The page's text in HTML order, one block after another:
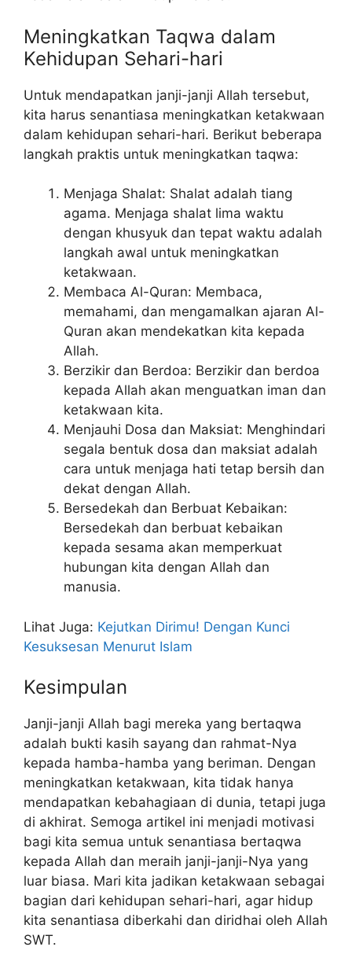
Meningkatkan Taqwa dalam
Kehidupan Sehari-hari
Untuk mendapatkan janji-janji Allah tersebut,
kita harus senantiasa meningkatkan ketakwaan
dalam kehidupan sehari-hari. Berikut beberapa
langkah praktis untuk meningkatkan taqwa:
Menjaga Shalat: Shalat adalah tiang
agama. Menjaga shalat lima waktu
dengan khusyuk dan tepat waktu adalah
langkah awal untuk meningkatkan
ketakwaan.
Membaca Al-Quran: Membaca,
memahami, dan mengamalkan ajaran Al-
Quran akan mendekatkan kita kepada
Allah.
Berzikir dan Berdoa: Berzikir dan berdoa
kepada Allah akan menguatkan iman dan
ketakwaan kita.
Menjauhi Dosa dan Maksiat: Menghindari
segala bentuk dosa dan maksiat adalah
cara untuk menjaga hati tetap bersih dan
dekat dengan Allah.
Bersedekah dan Berbuat Kebaikan:
Bersedekah dan berbuat kebaikan
kepada sesama akan memperkuat
hubungan kita dengan Allah dan
manusia.
Lihat Juga: Kejutkan Dirimu! Dengan Kunci
Kesuksesan Menurut Islam
Kesimpulan
Janji-janji Allah bagi mereka yang bertaqwa
adalah bukti kasih sayang dan rahmat-Nya
kepada hamba-hamba yang beriman. Dengan
meningkatkan ketakwaan, kita tidak hanya
mendapatkan kebahagiaan di dunia, tetapi juga
di akhirat. Semoga artikel ini menjadi motivasi
bagi kita semua untuk senantiasa bertaqwa
kepada Allah dan meraih janji-janji-Nya yang
luar biasa. Mari kita jadikan ketakwaan sebagai
bagian dari kehidupan sehari-hari, agar hidup
kita senantiasa diberkahi dan diridhai oleh Allah
SWT.